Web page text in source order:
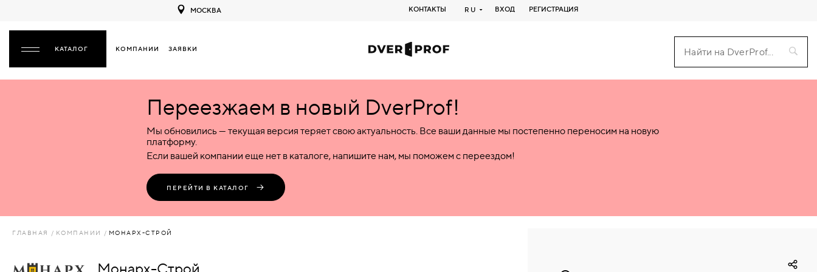
МОСКВА КОНТАКТЫ RU ВХОД РЕГИСТРАЦИЯ
КОМПАНИИ ЗАЯВКИ
НАЗАД
ПЛАСТИКОВЫЕ
КОМБИНИРОВАННЫЕ
Межкомнатные
Деревянные
Пластиковые
Комбинированные
Входные
Металлические
Пластиковые
Стеклянные
Комбинированные
Специализированные
Металлические
Пластиковые
Стеклянные
Комбинированные
Переезжаем в новый DverProf!
Мы обновились — текущая версия теряет свою актуальность. Все ваши данные мы постепенно переносим на новую
платформу.
Если вашей компании еще нет в каталоге, напишите нам, мы поможем с переездом!
ПЕРЕЙТИ В КАТАЛОГ
ГЛАВНАЯ КОМПАНИИ МОНАРХ-СТРОЙ